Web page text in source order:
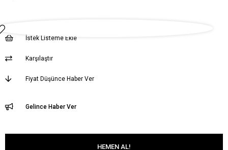
İstek Listeme Ekle
Karşılaştır
Fiyat Düşünce Haber Ver
Gelince Haber Ver